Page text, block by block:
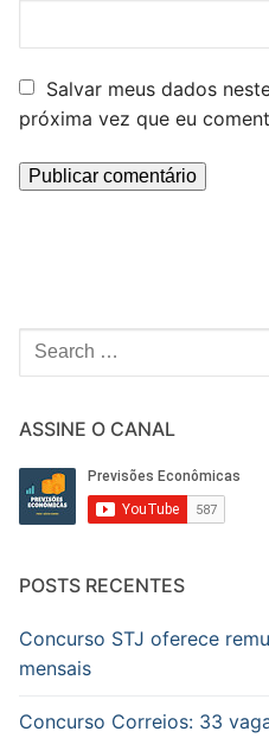
Salvar meus dados
próxima vez que eu
Pesquisar
por:
ASSINE O CANAL
POSTS RECENTES
Concurso STJ oferece
mensais
Concurso Correios: 33